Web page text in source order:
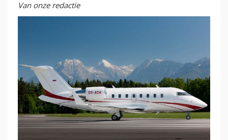
Van onze redactie